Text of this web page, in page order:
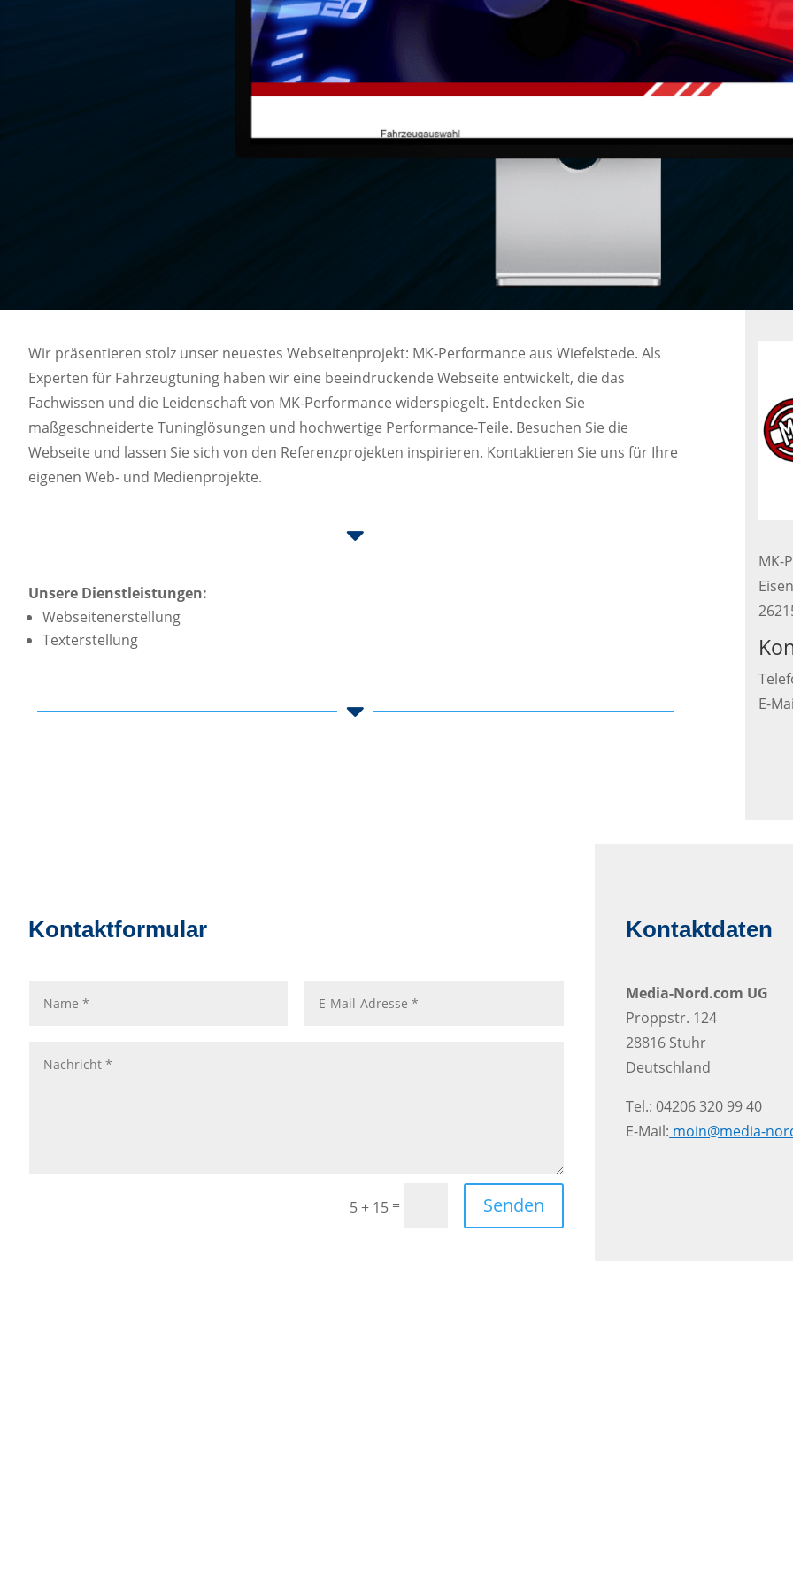
Wir präsentieren stolz unser neuestes Webseitenprojekt: MK-Performance aus Wiefelstede. Als
Experten für Fahrzeugtuning haben wir eine beeindruckende Webseite entwickelt, die das
Fachwissen und die Leidenschaft von MK-Performance widerspiegelt. Entdecken Sie
maßgeschneiderte Tuninglösungen und hochwertige Performance-Teile. Besuchen Sie die
Webseite und lassen Sie sich von den Referenzprojekten inspirieren. Kontaktieren Sie uns für Ihre
eigenen Web- und Medienprojekte.

Unsere Dienstleistungen:
Webseitenerstellung
Texterstellung

MK-
E-
Kontaktformular
5 + 15= Senden
Kontaktdaten
Media-Nord.com UG
Proppstr. 124
28816 Stuhr
Deutschland
Tel.: 04206 320 99 40
E-Mail: moin@media-